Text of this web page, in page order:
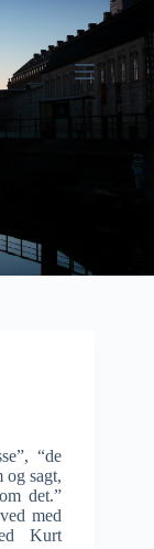
“de
og sagt,
det.”
med
Kurt